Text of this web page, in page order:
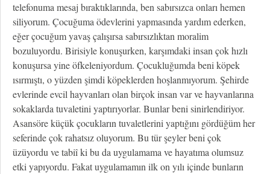
telefonuma mesaj bıraktıklarında, ben sabırsızca onları hemen
siliyorum. Çocuğuma ödevlerini yapmasında yardım ederken,
eğer çocuğum yavaş çalışırsa sabırsızlıktan moralim
bozuluyordu. Birisiyle konuşurken, karşımdaki insan çok hızlı
konuşursa yine öfkeleniyordum. Çocukluğumda beni köpek
ısırmıştı, o yüzden şimdi köpeklerden hoşlanmıyorum. Şehirde
evlerinde evcil hayvanları olan birçok insan var ve hayvanlarına
sokaklarda tuvaletini yaptırıyorlar. Bunlar beni sinirlendiriyor.
Asansöre küçük çocukların tuvaletlerini yaptığını gördüğüm her
seferinde çok rahatsız oluyorum. Bu tür şeyler beni çok
üzüyordu ve tabiî ki bu da uygulamama ve hayatıma olumsuz
etki yapıyordu. Fakat uygulamamın ilk on yılı içinde bunların